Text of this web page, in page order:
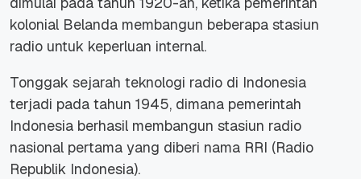
kolonial Belanda membangun beberapa stasiun
radio untuk keperluan internal.
Tonggak sejarah teknologi radio di Indonesia
terjadi pada tahun 1945, dimana pemerintah
Indonesia berhasil membangun stasiun radio
nasional pertama yang diberi nama RRI (Radio
Republik Indonesia).